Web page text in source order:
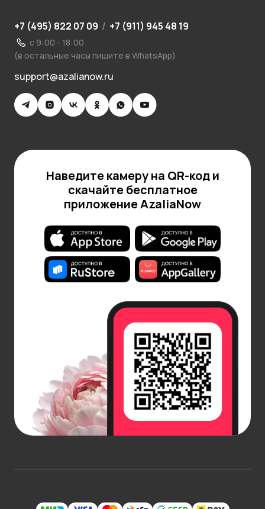
+7 (495) 822 07 09 / +7 (911) 945 48 19
с 9:00 - 18:00
(в остальные часы пишите в WhatsApp)
support@azalianow.ru
Наведите камеру на QR-код и
скачайте бесплатное
приложение AzaliaNow